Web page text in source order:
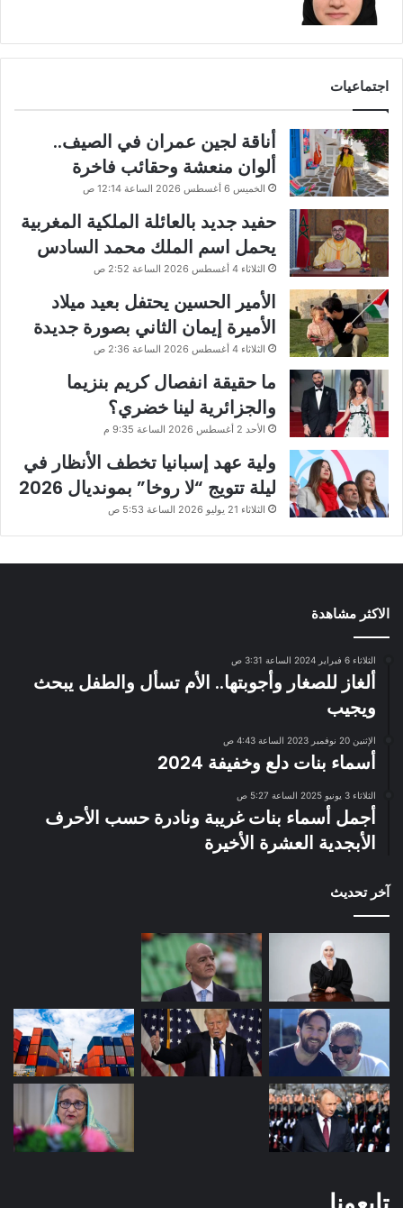
اجتماعيات
أناقة لجين عمران في الصيف..
ألوان منعشة وحقائب فاخرة
الخميس 6 أغسطس 2026 الساعة 12:14 ص
حفيد جديد بالعائلة الملكية المغربية
يحمل اسم الملك محمد السادس
الثلاثاء 4 أغسطس 2026 الساعة 2:52 ص
الأمير الحسين يحتفل بعيد ميلاد
الأميرة إيمان الثاني بصورة جديدة
الثلاثاء 4 أغسطس 2026 الساعة 2:36 ص
ما حقيقة انفصال كريم بنزيما
والجزائرية لينا خضري؟
الأحد 2 أغسطس 2026 الساعة 9:35 م
ولية عهد إسبانيا تخطف الأنظار في
ليلة تتويج “لا روخا” بمونديال 2026
الثلاثاء 21 يوليو 2026 الساعة 5:53 ص
الاكثر مشاهدة
الثلاثاء 6 فبراير 2024 الساعة 3:31 ص
ألغاز للصغار وأجوبتها.. الأم تسأل والطفل يبحث
ويجيب
الإثنين 20 نوفمبر 2023 الساعة 4:43 ص
أسماء بنات دلع وخفيفة 2024
الثلاثاء 3 يونيو 2025 الساعة 5:27 ص
أجمل أسماء بنات غريبة ونادرة حسب الأحرف
الأبجدية العشرة الأخيرة
آخر تحديث